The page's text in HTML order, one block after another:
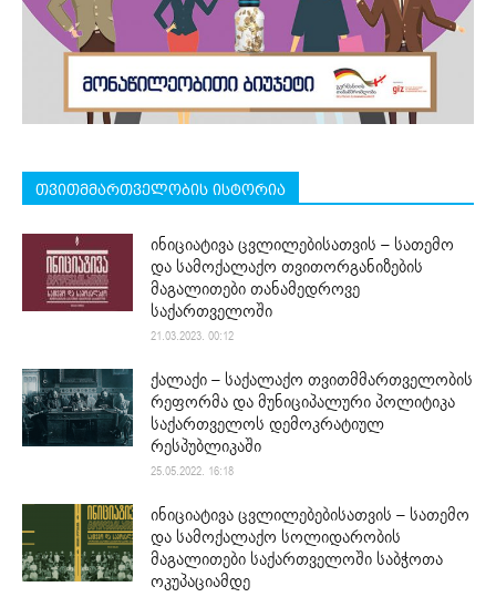
თვითმმართველობის ისტორია
ინიციატივა ცვლილებისათვის – სათემო
და სამოქალაქო თვითორგანიზების
მაგალითები თანამედროვე
საქართველოში
21.03.2023. 00:12
ქალაქი – საქალაქო თვითმმართველობის
რეფორმა და მუნიციპალური პოლიტიკა
საქართველოს დემოკრატიულ
რესპუბლიკაში
25.05.2022. 16:18
ინიციატივა ცვლილებებისათვის – სათემო
და სამოქალაქო სოლიდარობის
მაგალითები საქართველოში საბჭოთა
ოკუპაციამდე